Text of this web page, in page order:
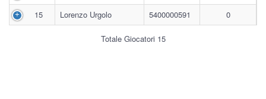
15
Lorenzo Urgolo 5400000591 0
Totale Giocatori 15